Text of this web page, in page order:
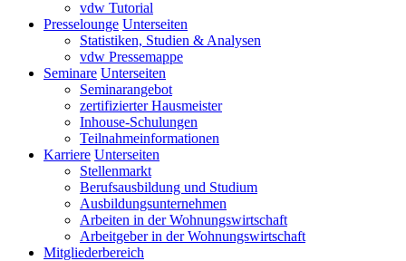
vdw Tutorial
Presselounge Unterseiten
Statistiken, Studien & Analysen
vdw Pressemappe
Seminare Unterseiten
Seminarangebot
zertifizierter Hausmeister
Inhouse-Schulungen
Teilnahmeinformationen
Karriere Unterseiten
Stellenmarkt
Berufsausbildung und Studium
Ausbildungsunternehmen
Arbeiten in der Wohnungswirtschaft
Arbeitgeber in der Wohnungswirtschaft
Mitgliederbereich